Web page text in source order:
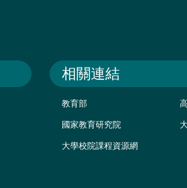
相關連結
教育部
國家教育研究院
大學校院課程資源網